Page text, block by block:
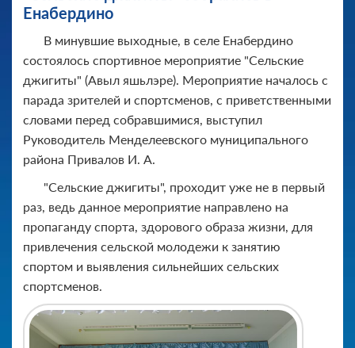
Енабердино
В минувшие выходные, в селе Енабердино
состоялось спортивное мероприятие "Сельские
джигиты" (Авыл яшьлэре). Мероприятие началось с
парада зрителей и спортсменов, с приветственными
словами перед собравшимися, выступил
Руководитель Менделеевского муниципального
района Привалов И. А.
"Сельские джигиты", проходит уже не в первый
раз, ведь данное мероприятие направлено на
пропаганду спорта, здорового образа жизни, для
привлечения сельской молодежи к занятию
спортом и выявления сильнейших сельских
спортсменов.